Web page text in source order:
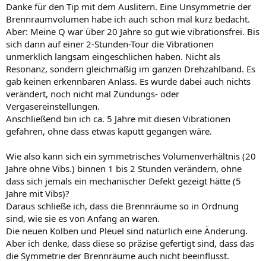
Danke für den Tip mit dem Auslitern. Eine Unsymmetrie der
Brennraumvolumen habe ich auch schon mal kurz bedacht.
Aber: Meine Q war über 20 Jahre so gut wie vibrationsfrei. Bis
sich dann auf einer 2-Stunden-Tour die Vibrationen
unmerklich langsam eingeschlichen haben. Nicht als
Resonanz, sondern gleichmäßig im ganzen Drehzahlband. Es
gab keinen erkennbaren Anlass. Es wurde dabei auch nichts
verändert, noch nicht mal Zündungs- oder
Vergasereinstellungen.
Anschließend bin ich ca. 5 Jahre mit diesen Vibrationen
gefahren, ohne dass etwas kaputt gegangen wäre.
Wie also kann sich ein symmetrisches Volumenverhältnis (20
Jahre ohne Vibs.) binnen 1 bis 2 Stunden verändern, ohne
dass sich jemals ein mechanischer Defekt gezeigt hätte (5
Jahre mit Vibs)?
Daraus schließe ich, dass die Brennräume so in Ordnung
sind, wie sie es von Anfang an waren.
Die neuen Kolben und Pleuel sind natürlich eine Änderung.
Aber ich denke, dass diese so präzise gefertigt sind, dass das
die Symmetrie der Brennräume auch nicht beeinflusst.